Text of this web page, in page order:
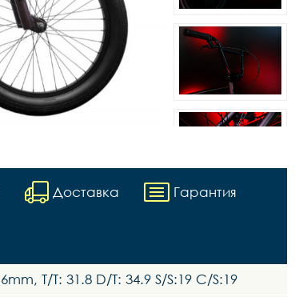
Доставка Гарантия
T/T: 31.8 D/T: 34.9 S/S:19 C/S:19